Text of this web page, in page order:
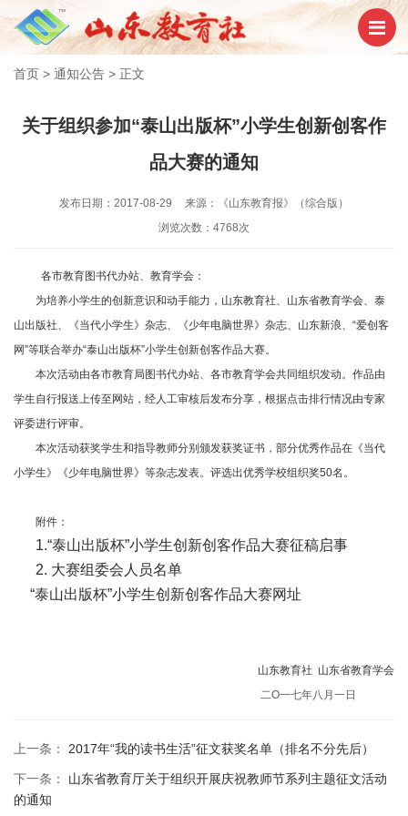
首页 > 通知公告 > 正文
关于组织参加“泰山出版杯”小学生创新创客作
品大赛的通知
发布日期：2017-08-29
来源：《山东教育报》（综合版）
浏览次数：4768次
各市教育图书代办站、教育学会：
为培养小学生的创新意识和动手能力，山东教育社、山东省教育学会、泰
山出版社、《当代小学生》杂志、《少年电脑世界》杂志、山东新浪、“爱创客
网”等联合举办“泰山出版杯”小学生创新创客作品大赛。
本次活动由各市教育局图书代办站、各市教育学会共同组织发动。作品由
学生自行报送上传至网站，经人工审核后发布分享，根据点击排行情况由专家
评委进行评审。
本次活动获奖学生和指导教师分别颁发获奖证书，部分优秀作品在《当代
小学生》《少年电脑世界》等杂志发表。评选出优秀学校组织奖50名。
附件：
1.“泰山出版杯”小学生创新创客作品大赛征稿启事
2. 大赛组委会人员名单
“泰山出版杯”小学生创新创客作品大赛网址
山东教育社 山东省教育学会
二O一七年八月一日
上一条： 2017年“我的读书生活”征文获奖名单（排名不分先后）
下一条：
山东省教育厅关于组织开展庆祝教师节系列主题征文活动
的通知